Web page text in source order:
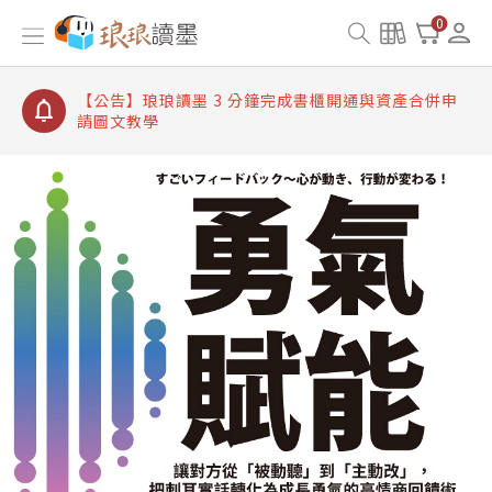
0
【公告】琅琅讀墨書櫃開通常見問題
【公告】琅琅讀墨 3 分鐘完成書櫃開通與資產合併申
【公告】琅琅書店服務升級重要說明及資產合併結果
查詢